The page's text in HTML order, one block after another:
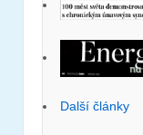
Další články